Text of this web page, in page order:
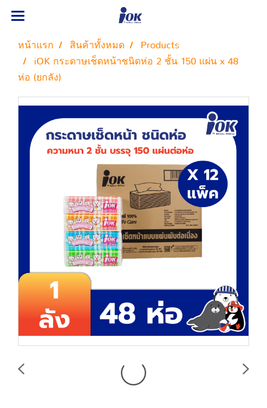
หน้าแรก สินค้าทั้งหมด
Products
iOK กระดาษเช็ดหน้าชนิดห่อ 2 ชั้น 150 แผ่น x 48
ห่อ (ยกลัง)